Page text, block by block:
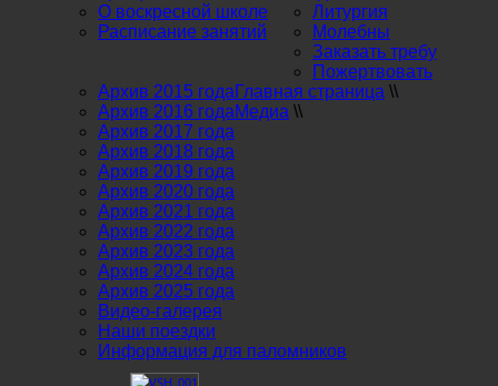
О воскресной школе
Расписание занятий
Литургия
Молебны
Заказать требу
Пожертвовать
Архив 2015 года
Архив 2016 года
Архив 2017 года
Архив 2018 года
Архив 2019 года
Архив 2020 года
Архив 2021 года
Архив 2022 года
Архив 2023 года
Архив 2024 года
Архив 2025 года
Видео-галерея
Наши поездки
Информация для паломников
Главная страница \\
Медиа \\